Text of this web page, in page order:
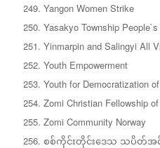
Yangon Women Strike
Yasakyo Township
Yinmarpin and Salingyi All
Youth Empowerment
Youth for Democratization
Zomi Christian Fellowship
Zomi Community Norway
စစ်ကိုင်းတိုင်းဒေသ သပိတ်အ